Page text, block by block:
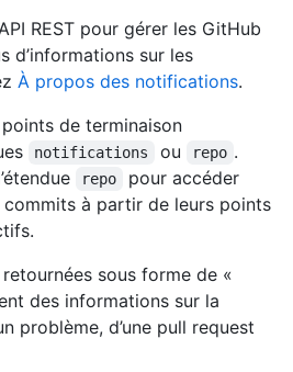
REST pour gérer les GitHub
d’informations sur les
À propos des notifications.
de terminaison
notifications ou repo .
repo
pour accéder
à partir de leurs points
sous forme de «
des informations sur la
problème, d’une pull request